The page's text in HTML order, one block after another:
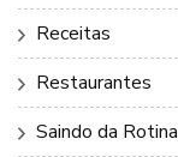
Receitas
Restaurantes
Saindo da Rotina